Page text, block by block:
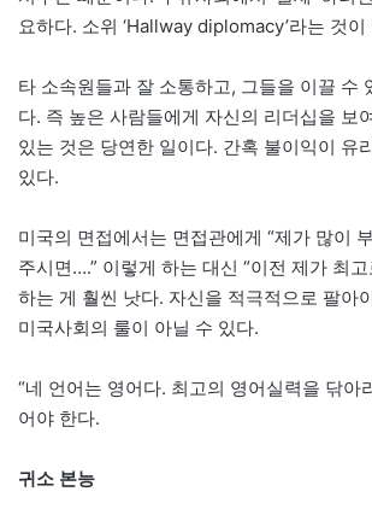
요하다. 소위 ‘Hallway diplomacy’라는 것이
타 소속원들과 잘 소통하고, 그들을 이끌 수
다. 즉 높은 사람들에게 자신의 리더십을 보
있는 것은 당연한 일이다. 간혹 불이익이 유
있다.
미국의 면접에서는 면접관에게 “제가 많이
주시면….” 이렇게 하는 대신 “이전 제가 최
하는 게 훨씬 낫다. 자신을 적극적으로 팔아
미국사회의 룰이 아닐 수 있다.
“네 언어는 영어다. 최고의 영어실력을 닦아
어야 한다.
귀소 본능